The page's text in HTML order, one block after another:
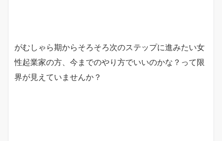
がむしゃら期からそろそろ次のステップに進みたい女
性起業家の方、今までのやり方でいいのかな？って限
界が見えていませんか？